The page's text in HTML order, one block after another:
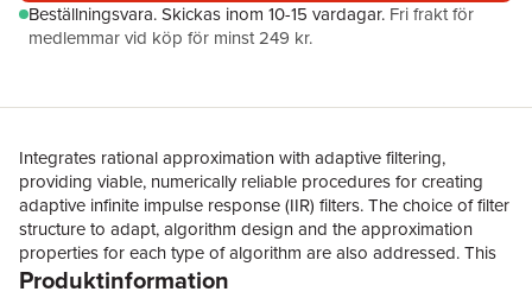
Beställningsvara.Skickas inom 10-15 vardagar. Fri frakt för
medlemmar vid köp för minst 249 kr.
Integrates rational approximation with adaptive filtering,
providing viable, numerically reliable procedures for creating
adaptive infinite impulse response (IIR) filters. The choice of filter
structure to adapt, algorithm design and the approximation
properties for each type of algorithm are also addressed. This
work recasts the theory of adaptive IIR filters by concentrating
Produktinformation